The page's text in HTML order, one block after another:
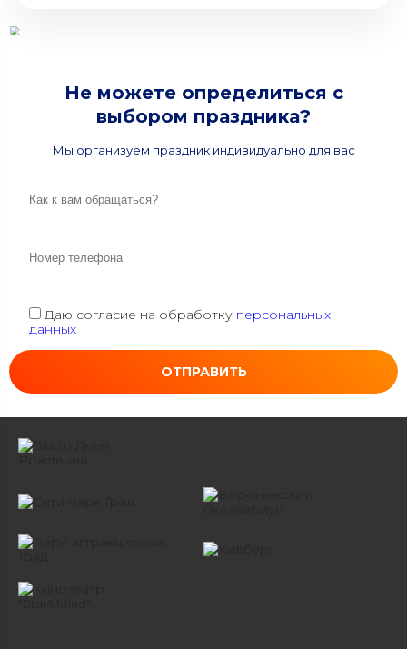
Не можете определиться с
выбором праздника?
Мы организуем праздник индивидуально для вас
Даю согласие на обработку персональных
данных